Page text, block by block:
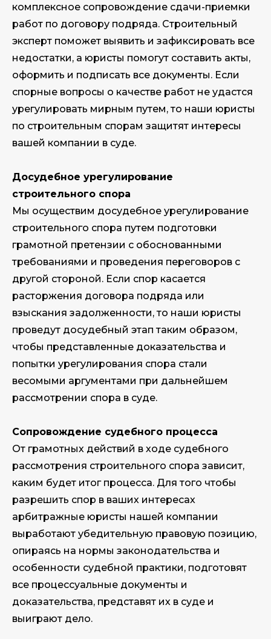
комплексное сопровождение сдачи-приемки
работ по договору подряда. Строительный
эксперт поможет выявить и зафиксировать все
недостатки, а юристы помогут составить акты,
оформить и подписать все документы. Если
спорные вопросы о качестве работ не удастся
урегулировать мирным путем, то наши юристы
по строительным спорам защитят интересы
вашей компании в суде.
Досудебное урегулирование
строительного спора
Мы осуществим досудебное урегулирование
строительного спора путем подготовки
грамотной претензии с обоснованными
требованиями и проведения переговоров с
другой стороной. Если спор касается
расторжения договора подряда или
взыскания задолженности, то наши юристы
проведут досудебный этап таким образом,
чтобы представленные доказательства и
попытки урегулирования спора стали
весомыми аргументами при дальнейшем
рассмотрении спора в суде.
Сопровождение судебного процесса
От грамотных действий в ходе судебного
рассмотрения строительного спора зависит,
каким будет итог процесса. Для того чтобы
разрешить спор в ваших интересах
арбитражные юристы нашей компании
выработают убедительную правовую позицию,
опираясь на нормы законодательства и
особенности судебной практики, подготовят
все процессуальные документы и
доказательства, представят их в суде и
выиграют дело.